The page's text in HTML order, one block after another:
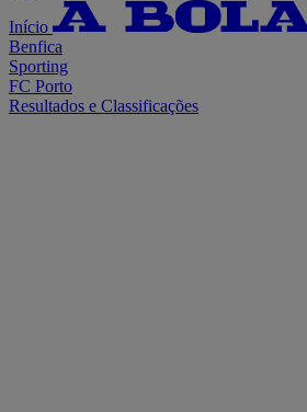
Início
Benfica
Sporting
FC Porto
Resultados e Classificações